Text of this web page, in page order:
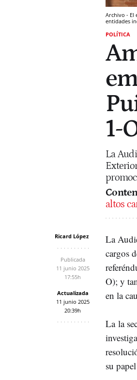
Archivo - El
entidades
POLÍTICA
1-
La
altos
Ricard López
Publicada
11 junio 2025
17:55h
Actualizada
11 junio 2025
20:39h
La
cargos
O); y
en la
La la
su